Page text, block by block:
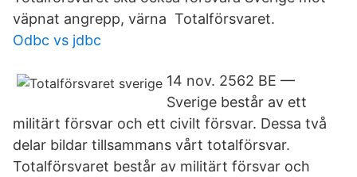
väpnat angrepp, värna Totalförsvaret.
Odbc vs jdbc
14 nov. 2562 BE —
Sverige består av ett
militärt försvar och ett civilt försvar. Dessa två
delar bildar tillsammans vårt totalförsvar.
Totalförsvaret består av militärt försvar och